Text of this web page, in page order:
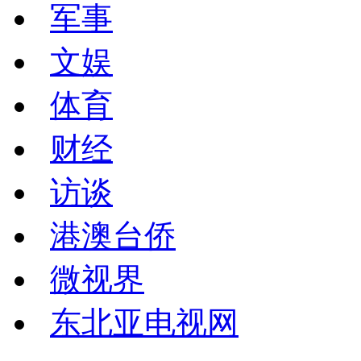
军事
文娱
体育
财经
访谈
港澳台侨
微视界
东北亚电视网